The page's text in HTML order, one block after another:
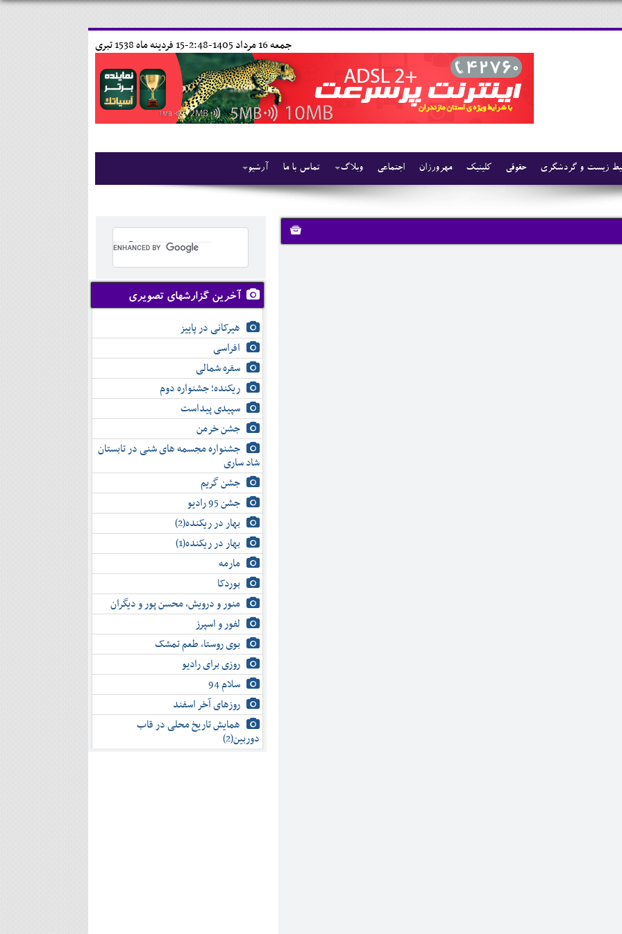
15 فردينه ماه 1538 تبری جمعه 16 مرداد 1405-2:48-
آرشیو تماس با ما وبلاگ اجتماعی مهرورزان کلینیک حقوقی زیست و گردشگری
آخرین گزارشهای تصویری
هیرکانی در پاییز
افراسی
سفره شمالی
ریکنده؛ جشنواره دوم
سپیدی پیداست
جشن خرمن
جشنواره مجسمه های شنی در تابستان
شاد ساری
جشن گریم
جشن 95 رادیو
بهار در ریکنده(2)
بهار در ریکنده(1)
مارمه
بوردکا
منور و درویش، محسن پور و دیگران
لفور و اسپرز
بوی روستا، طعم تمشک
روزی برای رادیو
سلام 94
روزهای آخر اسفند
همایش تاریخ محلی در قاب
دوربین(2)